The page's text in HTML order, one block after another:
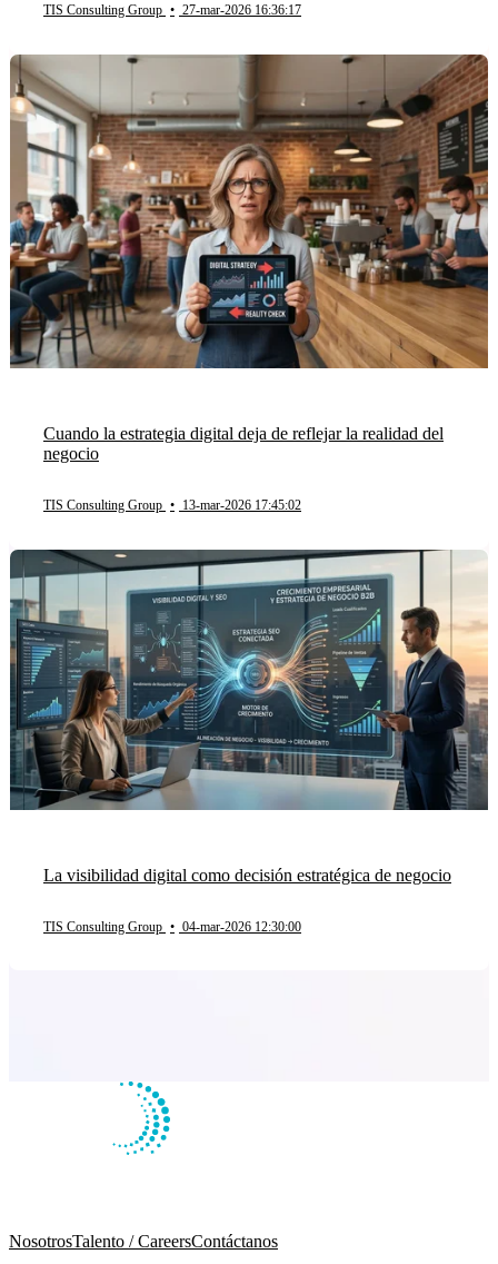
TIS Consulting Group • 27-mar-2026 16:36:17
Cuando la estrategia digital deja de reflejar la realidad del
negocio
TIS Consulting Group • 13-mar-2026 17:45:02
La visibilidad digital como decisión estratégica de negocio
TIS Consulting Group • 04-mar-2026 12:30:00
NosotrosTalento / CareersContáctanos